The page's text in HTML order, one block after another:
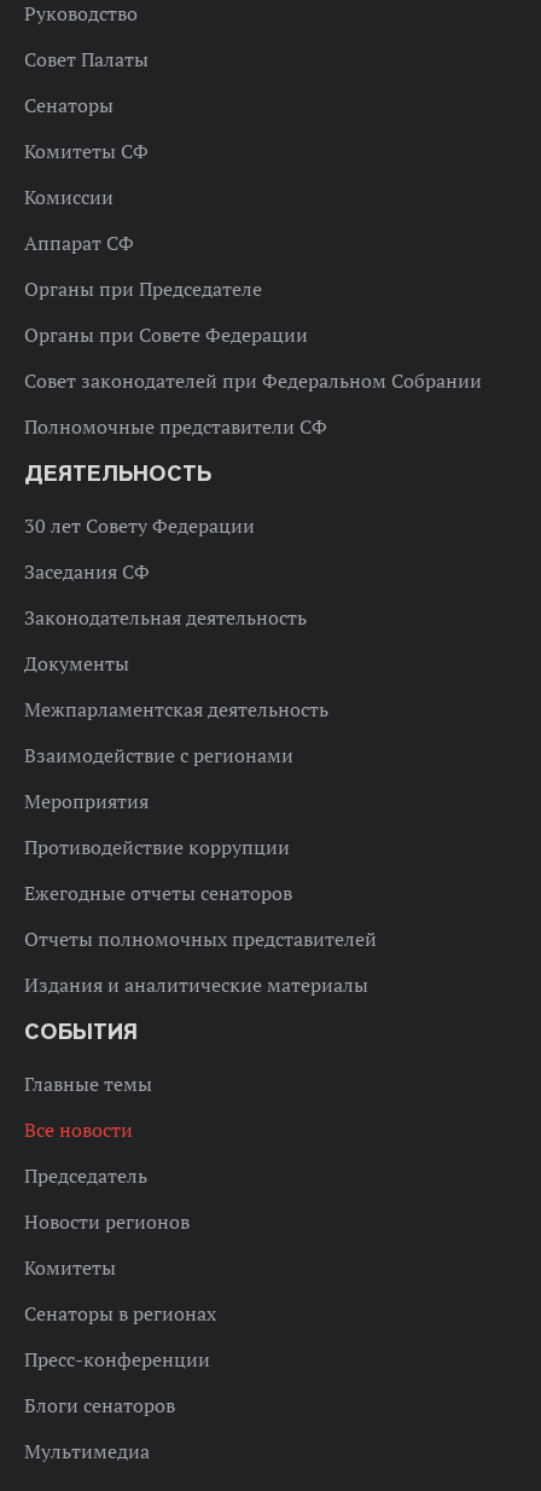
Руководство
Совет Палаты
Сенаторы
Комитеты СФ
Комиссии
Аппарат СФ
Органы при Председателе
Органы при Совете Федерации
Совет законодателей при Федеральном Собрании
Полномочные представители СФ
ДЕЯТЕЛЬНОСТЬ
30 лет Совету Федерации
Заседания СФ
Законодательная деятельность
Документы
Межпарламентская деятельность
Взаимодействие с регионами
Мероприятия
Противодействие коррупции
Ежегодные отчеты сенаторов
Отчеты полномочных представителей
Издания и аналитические материалы
СОБЫТИЯ
Главные темы
Все новости
Председатель
Новости регионов
Комитеты
Сенаторы в регионах
Пресс-конференции
Блоги сенаторов
Мультимедиа